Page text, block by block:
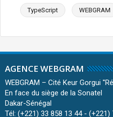
TypeScript WEBGRAM
AGENCE WEBGRAM
WEBGRAM – Cité Keur Gorgui
En face du siège de la Sonatel
Dakar-Sénégal
Tél: (+221) 33 858 13 44 - (+221)